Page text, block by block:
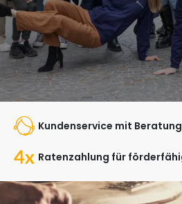
Kundenservice mit
Ratenzahlung für